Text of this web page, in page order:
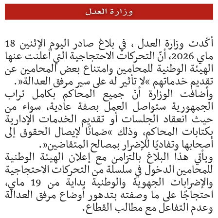
أكّدت وزارة العدل ، في بلاغ صادر اليوم الإثنين 18
ماي 2026، أنّ التحركات الاحتجاجية التي أعلنت عنها
الهيئة الوطنية للمحامين وامتناع بعض المحامين عن
تقديم خدماتهم “لا تأثير له على سير مرفق العدالة”.
وأضافت الوزارة أنّ جميع المحاكم بكامل تراب
الجمهورية ستواصل العمل بصفة عادية، سواء من
حيث انعقاد الجلسات أو تقديم الخدمات الإدارية
بكتابات المحاكم، وذلك “ضمانًا لإيصال الحقوق إلى
أصحابها وتفاديًا للإضرار بمصالح المتقاضين”.
ويأتي هذا البلاغ بالتزامن مع إعلان الهيئة الوطنية
للمحامين الدخول في سلسلة من التحركات الاحتجاجية
والإضرابات الجهوية والوطنية بداية من 19 ماي،
احتجاجًا على ما وصفته بتدهور أوضاع مرفق العدالة
وعدم التفاعل مع مطالب القطاع.